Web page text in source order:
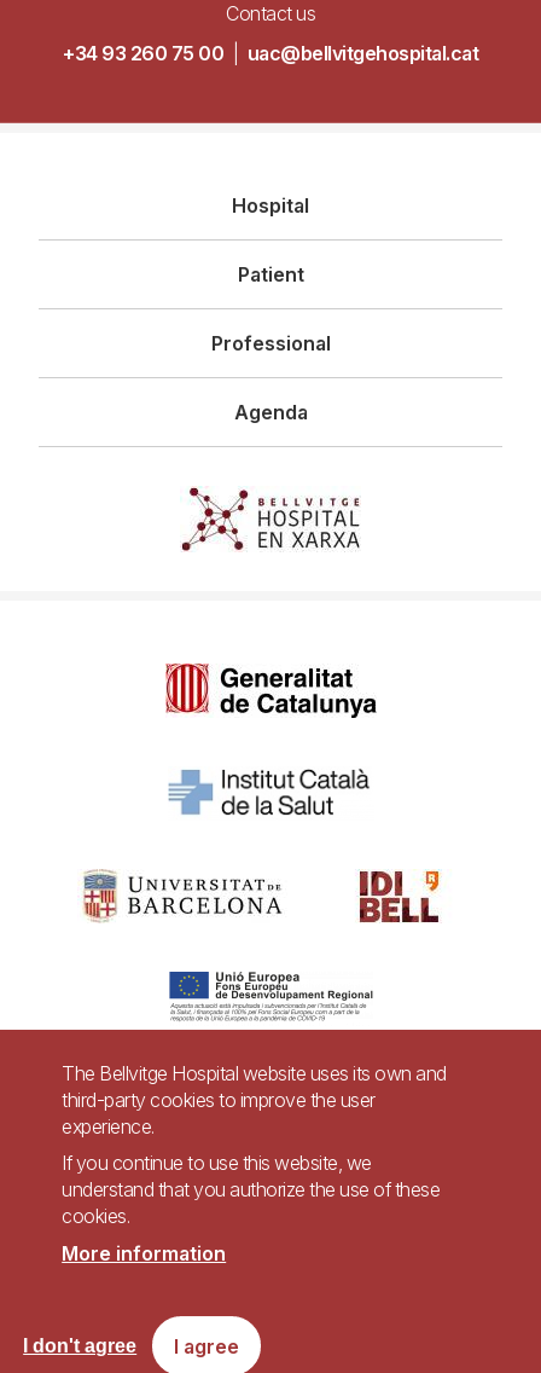
Contact us
+34 93 260 75 00
uac@bellvitgehospital.cat
principal
Hospital
Patient
Professional
Agenda
Pie
página
Accessibility Legal warning
Accessible website in accordance with Royal Decree 1112/2018, of September
7, on accessibility of websites and applications for mobile devices in the
public sector.
The Bellvitge Hospital website uses its own and
third-party cookies to improve the user
experience.
If you continue to use this website, we
understand that you authorize the use of these
cookies.
More information
I agree
I don't agree